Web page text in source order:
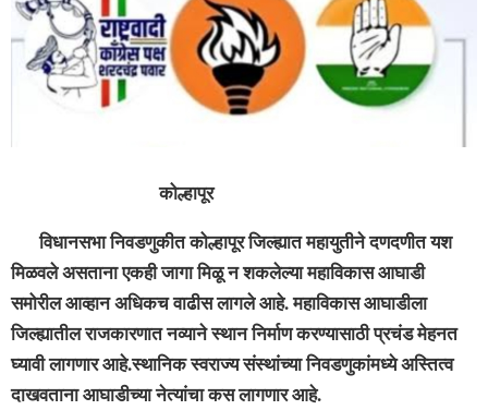
कोल्हापूर
विधानसभा निवडणुकीत कोल्हापूर जिल्ह्यात महायुतीने दणदणीत यश
मिळवले असताना एकही जागा मिळू न शकलेल्या महाविकास आघाडी
समोरील आव्हान अधिकच वाढीस लागले आहे. महाविकास आघाडीला
जिल्ह्यातील राजकारणात नव्याने स्थान निर्माण करण्यासाठी प्रचंड मेहनत
घ्यावी लागणार आहे.स्थानिक स्वराज्य संस्थांच्या निवडणुकांमध्ये अस्तित्व
दाखवताना आघाडीच्या नेत्यांचा कस लागणार आहे.